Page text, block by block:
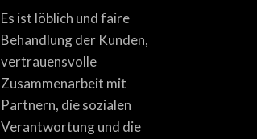
Es ist löblich und faire
Behandlung der Kunden,
vertrauensvolle
Zusammenarbeit mit
Partnern, die sozialen
Verantwortung und die